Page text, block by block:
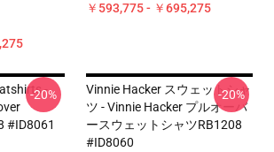
￥593,775 - ￥695,275
-
#ID8061
-20%
Vinnie Hacker スウェットシャ
ツ - Vinnie Hacker プルオーバ
ースウェットシャツRB1208
#ID8060
-20%